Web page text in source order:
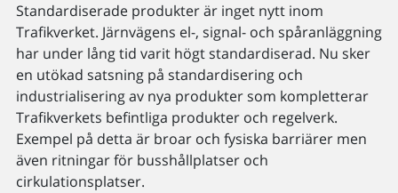
Standardiserade produkter är inget nytt inom
Trafikverket. Järnvägens el-, signal- och spåranläggning
har under lång tid varit högt standardiserad. Nu sker
en utökad satsning på standardisering och
industrialisering av nya produkter som kompletterar
Trafikverkets befintliga produkter och regelverk.
Exempel på detta är broar och fysiska barriärer men
även ritningar för busshållplatser och
cirkulationsplatser.